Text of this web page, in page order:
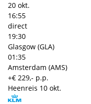
20 okt.
16:55
direct
19:30
Glasgow (GLA)
01:35
Amsterdam (AMS)
+€ 229,- p.p.
Heenreis 10 okt.